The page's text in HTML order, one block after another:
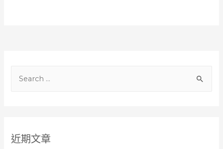
h
近期文章